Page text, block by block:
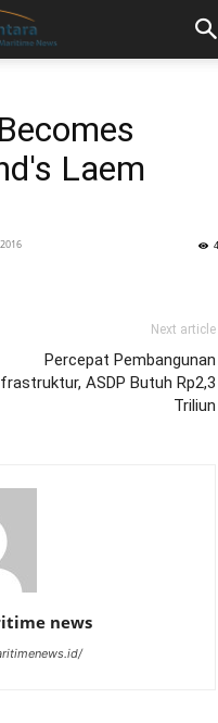
Laem
Next article
Percepat Pembangunan
ASDP Butuh Rp2,3
Triliun
news